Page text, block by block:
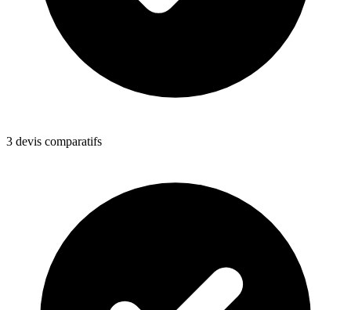
3 devis comparatifs